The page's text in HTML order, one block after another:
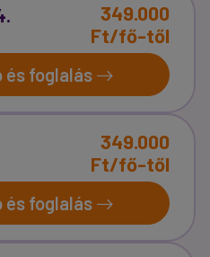
349.000
Ft/fő-től
és foglalás
349.000
Ft/fő-től
és foglalás